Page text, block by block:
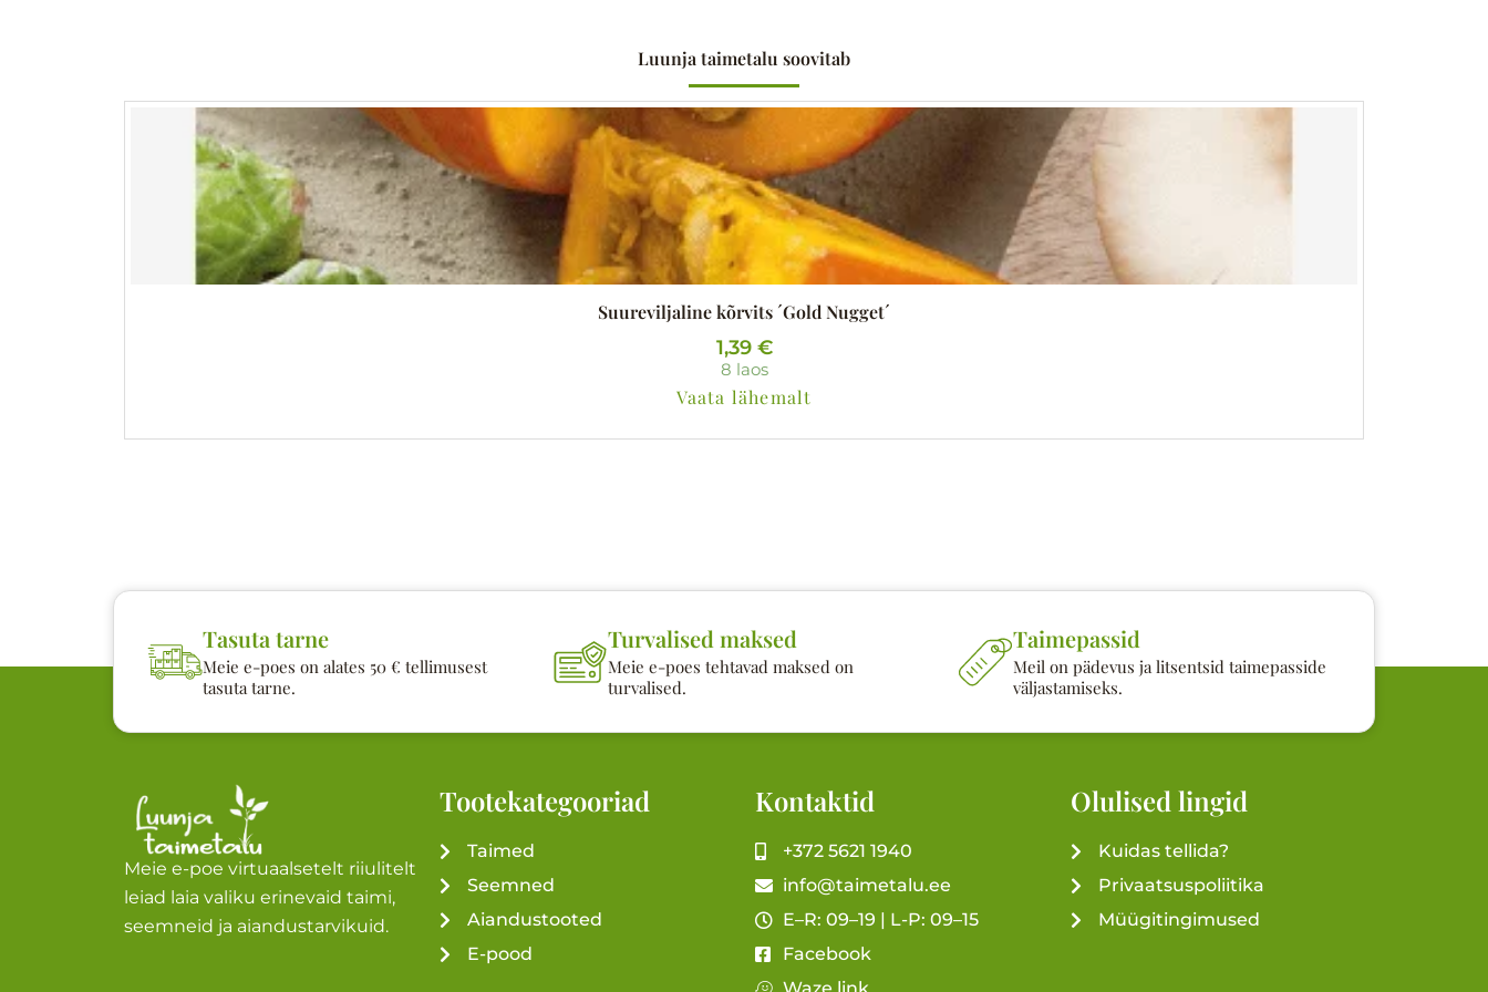
Luunja taimetalu soovitab
Suureviljaline kõrvits ´Gold Nugget´
1,39 €
8 laos
Vaata lähemalt
Tasuta tarne
Meie e-poes on alates 50 € tellimusest
tasuta tarne.
Turvalised maksed
Meie e-poes tehtavad maksed on
turvalised.
Taimepassid
Meil on pädevus ja litsentsid taimepasside
väljastamiseks.
Meie e-poe virtuaalsetelt riiulitelt
leiad laia valiku erinevaid taimi,
seemneid ja aiandustarvikuid.
Tootekategooriad
Taimed
Seemned
Aiandustooted
E-pood
Kontaktid
+372 5621 1940
info@taimetalu.ee
E–R: 09–19 | L-P: 09–15
Facebook
Olulised lingid
Kuidas tellida?
Privaatsuspoliitika
Müügitingimused